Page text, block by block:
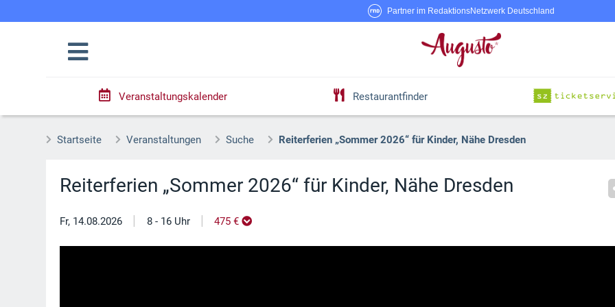
Partner im RedaktionsNetzwerk Deutschland
Veranstaltungskalender Restaurantfinder
Startseite Veranstaltungen Suche Reiterferien „Sommer 2026“ für Kinder, Nähe Dresden
Reiterferien „Sommer 2026“ für Kinder, Nähe Dresden
Fr, 14.08.2026 | 8 - 16 Uhr | 475 €